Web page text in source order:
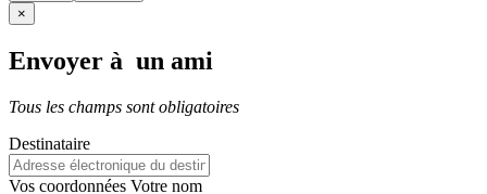
×
Envoyer à un ami
Tous les champs sont obligatoires
Destinataire
Vos coordonnées Votre nom